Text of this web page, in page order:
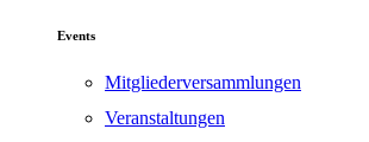
Events
Mitgliederversammlungen
Veranstaltungen